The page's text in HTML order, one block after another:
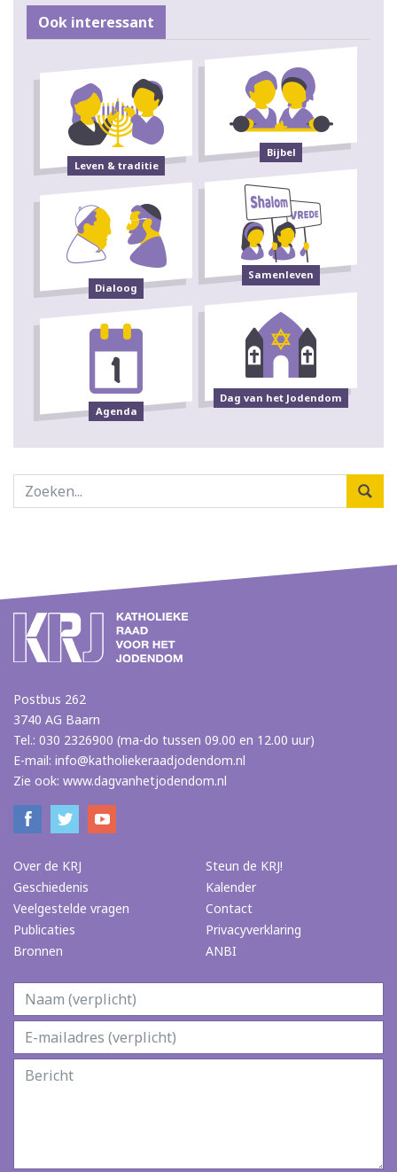
Ook interessant
Leven & traditie
Bijbel
Dialoog
Samenleven
Agenda
Dag van het Jodendom
Postbus 262
3740 AG Baarn
Tel.: 030 2326900 (ma-do tussen 09.00 en 12.00 uur)
E-mail: info@katholiekeraadjodendom.nl
Zie ook: www.dagvanhetjodendom.nl
Over de KRJ
Geschiedenis
Veelgestelde vragen
Publicaties
Bronnen
Steun de KRJ!
Kalender
Contact
Privacyverklaring
ANBI